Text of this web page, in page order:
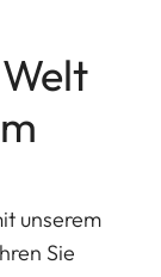
unserem
Sie